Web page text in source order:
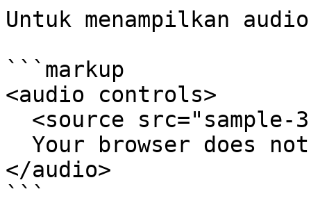
Untuk menampilkan
```markup
<audio controls>
</audio>
```